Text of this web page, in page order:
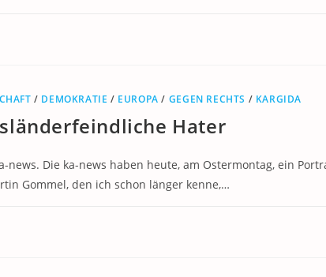
/ DEMOKRATIE / EUROPA / GEGEN RECHTS / KARGIDA
Hater
news. Die ka-news haben heute, am Ostermontag, ein
Gommel, den ich schon länger kenne,…